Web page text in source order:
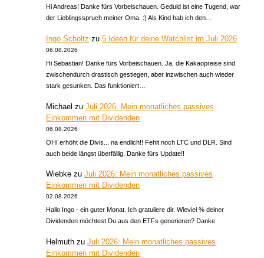
Hi Andreas! Danke fürs Vorbeischauen. Geduld ist eine Tugend, war
der Lieblingsspruch meiner Oma. :) Als Kind hab ich den…
Ingo Scholtz zu 5 Ideen für deine Watchlist im Juli 2026
06.08.2026
Hi Sebastian! Danke fürs Vorbeischauen. Ja, die Kakaopreise sind
zwischendurch drastisch gestiegen, aber inzwischen auch wieder
stark gesunken. Das funktioniert…
Michael zu Juli 2026: Mein monatliches passives
Einkommen mit Dividenden
06.08.2026
OHI erhöht die Divis... na endlich!! Fehlt noch LTC und DLR. Sind
auch beide längst überfällig. Danke fürs Update!!
Wiebke zu Juli 2026: Mein monatliches passives
Einkommen mit Dividenden
02.08.2026
Hallo Ingo - ein guter Monat. Ich gratuliere dir. Wieviel % deiner
Dividenden möchtest Du aus den ETFs generieren? Danke
Helmuth zu Juli 2026: Mein monatliches passives
Einkommen mit Dividenden